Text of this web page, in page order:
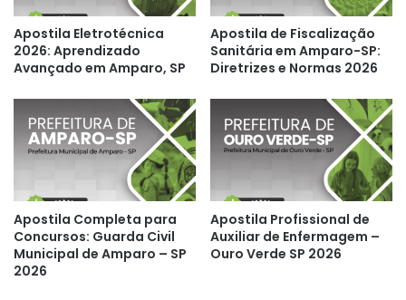
Apostila Eletrotécnica
2026: Aprendizado
Avançado em Amparo, SP
Apostila de Fiscalização
Sanitária em Amparo-SP:
Diretrizes e Normas 2026
Apostila Completa para
Concursos: Guarda Civil
Municipal de Amparo – SP
2026
Apostila Profissional de
Auxiliar de Enfermagem –
Ouro Verde SP 2026